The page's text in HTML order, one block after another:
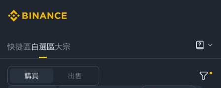
快捷區自選區大宗
購買 出售